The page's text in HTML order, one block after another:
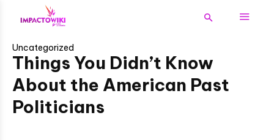
Uncategorized
Things You Didn’t Know
About the American Past
Politicians